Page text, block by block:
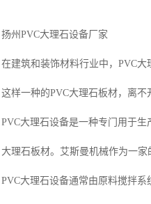
扬州PVC大理石设备厂家
在建筑和装饰材料行业中，PVC
这样一种的PVC大理石板材，离
PVC大理石设备是一种专门用于
大理石板材。艾斯曼机械作为一
PVC大理石设备通常由原料搅拌